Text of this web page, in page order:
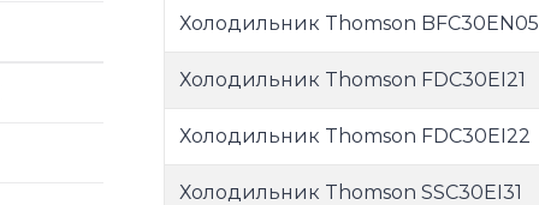
Холодильник Thomson BFC30EN05
Холодильник Thomson FDC30EI21
Холодильник Thomson FDC30EI22
Холодильник Thomson SSC30EI31